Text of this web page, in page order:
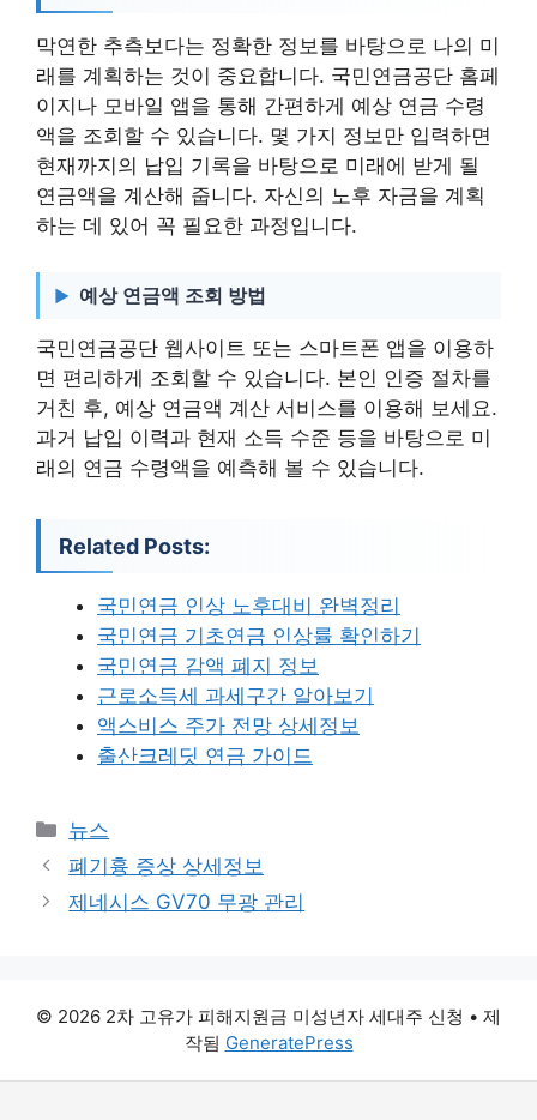
막연한 추측보다는 정확한 정보를 바탕으로 나의 미
래를 계획하는 것이 중요합니다. 국민연금공단 홈페
이지나 모바일 앱을 통해 간편하게 예상 연금 수령
액을 조회할 수 있습니다. 몇 가지 정보만 입력하면
현재까지의 납입 기록을 바탕으로 미래에 받게 될
연금액을 계산해 줍니다. 자신의 노후 자금을 계획
하는 데 있어 꼭 필요한 과정입니다.
예상 연금액 조회 방법
국민연금공단 웹사이트 또는 스마트폰 앱을 이용하
면 편리하게 조회할 수 있습니다. 본인 인증 절차를
거친 후, 예상 연금액 계산 서비스를 이용해 보세요.
과거 납입 이력과 현재 소득 수준 등을 바탕으로 미
래의 연금 수령액을 예측해 볼 수 있습니다.
Related Posts:
국민연금 인상 노후대비 완벽정리
국민연금 기초연금 인상률 확인하기
국민연금 감액 폐지 정보
근로소득세 과세구간 알아보기
액스비스 주가 전망 상세정보
출산크레딧 연금 가이드
카
테
고
리
뉴스
폐기흉 증상 상세정보
제네시스 GV70 무광 관리
© 2026 2차 고유가 피해지원금 미성년자 세대주 신청 • 제
작됨 GeneratePress